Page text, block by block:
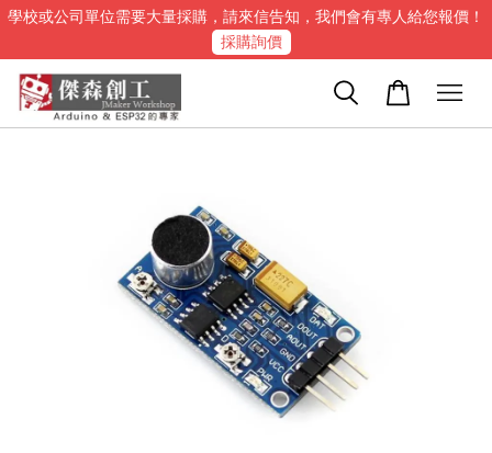
學校或公司單位需要大量採購，請來信告知，我們會有專人給您報價！
採購詢價